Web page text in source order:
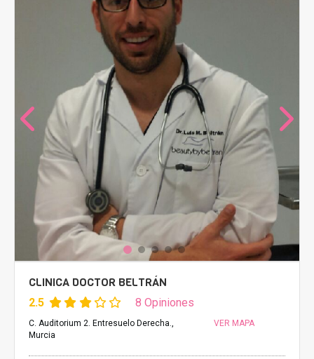
CLINICA DOCTOR BELTRÁN
2.5 8 Opiniones
C. Auditorium 2. Entresuelo Derecha.,
Murcia
VER MAPA